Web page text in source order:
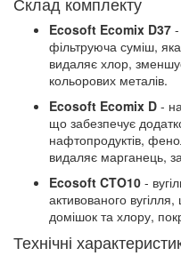
Ecosoft Ecomix D37
фільтруюча суміш,
видаляє хлор,
кольорових металів.
Ecosoft Ecomix D -
що забезпечує
нафтопродуктів,
видаляє марганець,
Ecosoft CTO10 -
активованого
домішок та хлору,
Технічні